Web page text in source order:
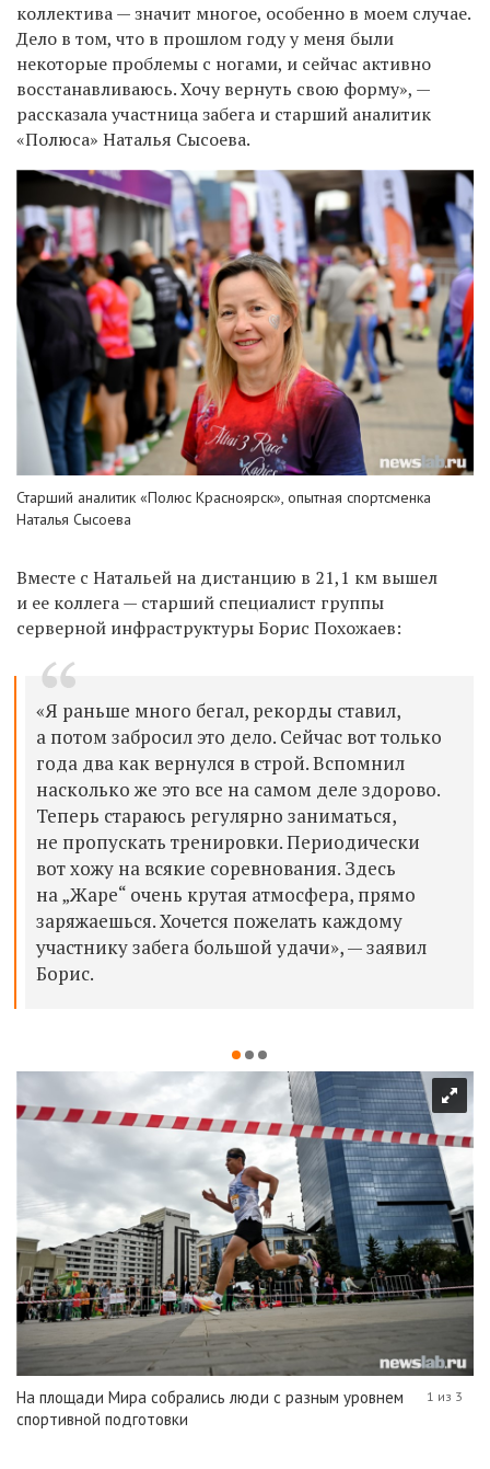
коллектива — значит многое, особенно в моем случае.
Дело в том, что в прошлом году у меня были
некоторые проблемы с ногами, и сейчас активно
восстанавливаюсь. Хочу вернуть свою форму», —
рассказала участница забега и старший аналитик
«Полюса» Наталья Сысоева.
Старший аналитик «Полюс Красноярск», опытная спортсменка
Наталья Сысоева
Вместе с Натальей на дистанцию в 21,1 км вышел
и ее коллега — старший специалист группы
серверной инфраструктуры Борис Похожаев:
«Я раньше много бегал, рекорды ставил,
а потом забросил это дело. Сейчас вот только
года два как вернулся в строй. Вспомнил
насколько же это все на самом деле здорово.
Теперь стараюсь регулярно заниматься,
не пропускать тренировки. Периодически
вот хожу на всякие соревнования. Здесь
на „Жаре“ очень крутая атмосфера, прямо
заряжаешься. Хочется пожелать каждому
участнику забега большой удачи», — заявил
Борис.
На площади Мира собрались люди с разным уровнем
спортивной подготовки
1 из 3